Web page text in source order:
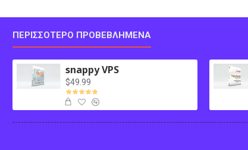
ΠΕΡΙΣΣΌΤΕΡΟ ΠΡΟΒΕΒΛΗΜΈΝΑ
snappy VPS
$49.99